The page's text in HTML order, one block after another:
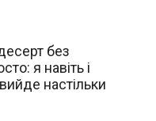
без
я навіть і
настільки